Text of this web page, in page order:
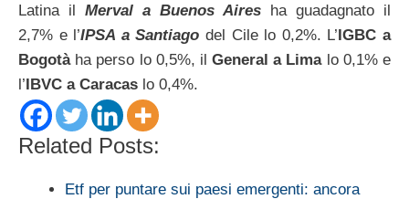
Latina il Merval a Buenos Aires ha guadagnato il
2,7% e l’IPSA a Santiagodel Cile lo 0,2%. L’IGBC a
Bogotàha perso lo 0,5%, ilGeneral a Limalo 0,1% e
l’IBVC a Caracas lo 0,4%.
Related Posts:
Etf per puntare sui paesi emergenti: ancora